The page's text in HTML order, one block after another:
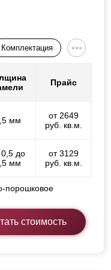
Комплектация
Прайс
мм
от 2649
руб. кв.м.
0,5 до
мм
от 3129
руб. кв.м.
порошковое
стоимость